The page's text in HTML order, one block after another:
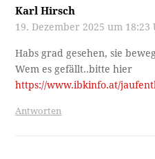
Karl Hirsch
19. Dezember 2025 um 18:23
Habs grad gesehen, sie
Wem es gefällt..bitte hier
https://www.ibkinfo.at/
Antworten